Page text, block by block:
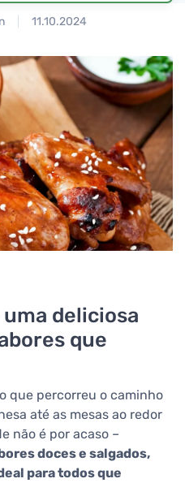
11.10.2024
deliciosa
que
que percorreu o caminho
até as mesas ao redor
não é por acaso –
doces e salgados,
para todos que